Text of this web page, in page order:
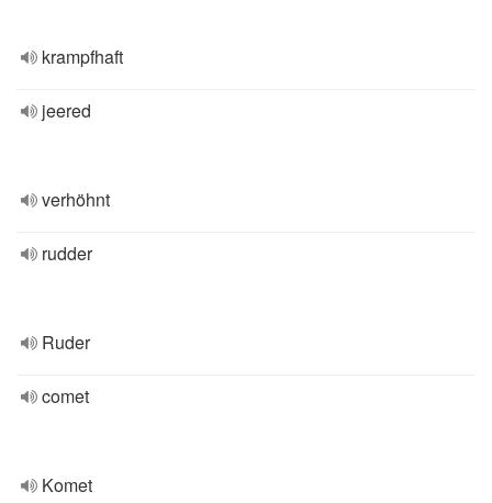
krampfhaft
jeered
verhöhnt
rudder
Ruder
comet
Komet